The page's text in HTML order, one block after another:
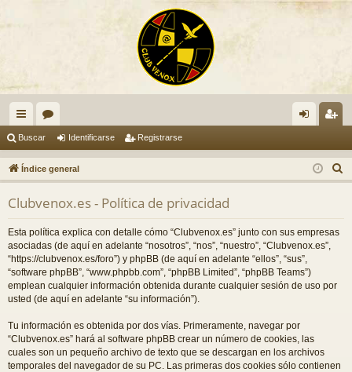
nl
ac
es
rá
pi
do
s
or
os nti
fic
se
ist
ra
e
Buscar Identificarse Registrarse
Índice general
u
Clubvenox.es - Política de privacidad
Esta política explica con detalle cómo “Clubvenox.es” junto con sus empresas
asociadas (de aquí en adelante “nosotros”, “nos”, “nuestro”, “Clubvenox.es”,
“https://clubvenox.es/foro”) y phpBB (de aquí en adelante “ellos”, “sus”,
“software phpBB”, “www.phpbb.com”, “phpBB Limited”, “phpBB Teams”)
emplean cualquier información obtenida durante cualquier sesión de uso por
usted (de aquí en adelante “su información”).
Tu información es obtenida por dos vías. Primeramente, navegar por
“Clubvenox.es” hará al software phpBB crear un número de cookies, las
cuales son un pequeño archivo de texto que se descargan en los archivos
temporales del navegador de su PC. Las primeras dos cookies sólo contienen